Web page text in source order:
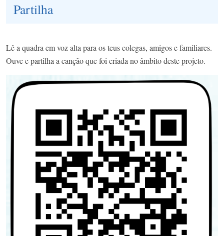
Partilha
Lê a quadra em voz alta para os teus colegas, amigos e familiares.
Ouve e partilha a canção que foi criada no âmbito deste projeto.